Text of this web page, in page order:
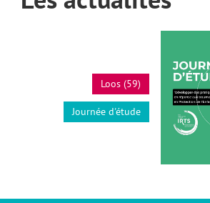
Loos (59)
Journée d'étude